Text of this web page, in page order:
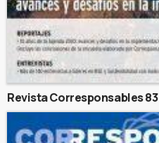
Revista Corresponsables 83